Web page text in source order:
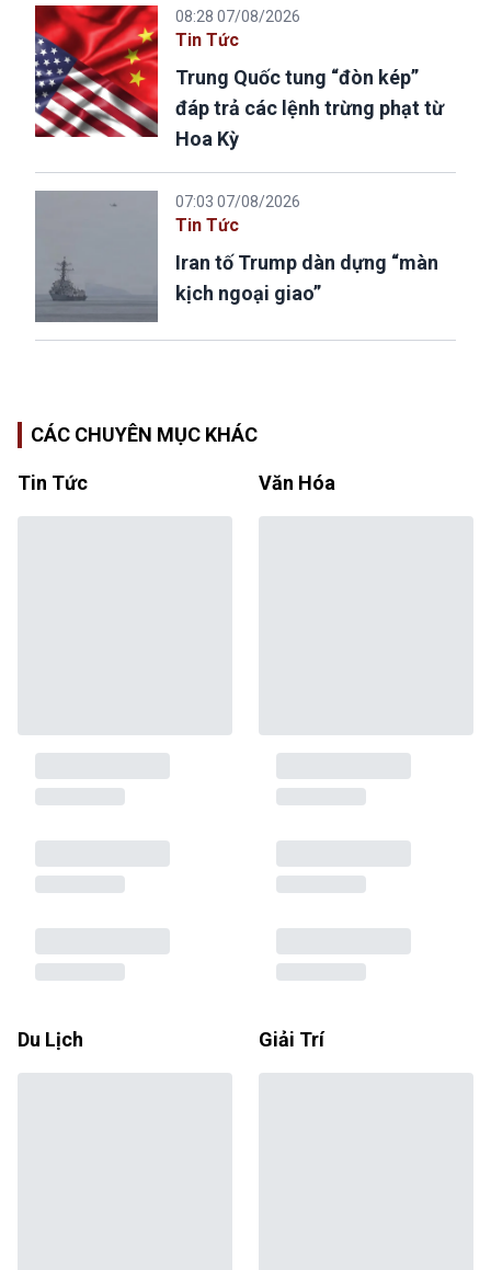
08:28 07/08/2026
Tin Tức
Trung Quốc tung “đòn kép”
đáp trả các lệnh trừng phạt từ
Hoa Kỳ
07:03 07/08/2026
Tin Tức
Iran tố Trump dàn dựng “màn
kịch ngoại giao”
CÁC CHUYÊN MỤC KHÁC
Tin Tức Văn Hóa
Du Lịch Giải Trí